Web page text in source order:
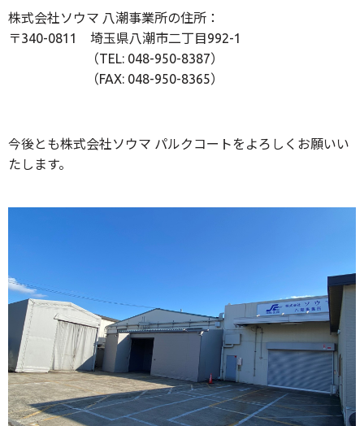
株式会社ソウマ 八潮事業所の住所：
〒340-0811 埼玉県八潮市二丁目992-1
（TEL: 048-950-8387）
（FAX: 048-950-8365）
今後とも株式会社ソウマ パルクコートをよろしくお願いい
たします。